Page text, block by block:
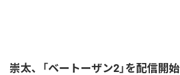
崇太、「ベートーザン2」を配信開始